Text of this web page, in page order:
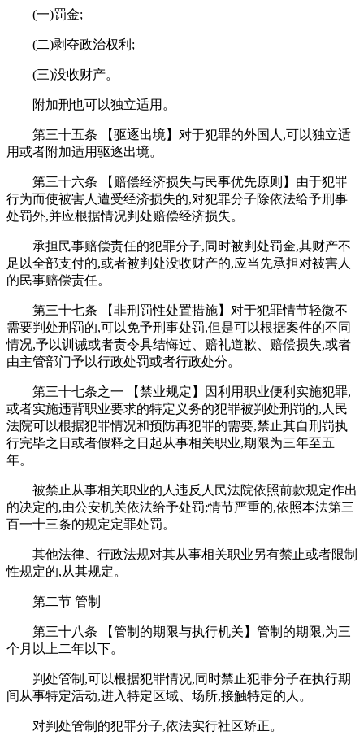
(一)罚金;
(二)剥夺政治权利;
(三)没收财产。
附加刑也可以独立适用。
第三十五条 【驱逐出境】对于犯罪的外国人,可以独立适
用或者附加适用驱逐出境。
第三十六条 【赔偿经济损失与民事优先原则】由于犯罪
行为而使被害人遭受经济损失的,对犯罪分子除依法给予刑事
处罚外,并应根据情况判处赔偿经济损失。
承担民事赔偿责任的犯罪分子,同时被判处罚金,其财产不
足以全部支付的,或者被判处没收财产的,应当先承担对被害人
的民事赔偿责任。
第三十七条 【非刑罚性处置措施】对于犯罪情节轻微不
需要判处刑罚的,可以免予刑事处罚,但是可以根据案件的不同
情况,予以训诫或者责令具结悔过、赔礼道歉、赔偿损失,或者
由主管部门予以行政处罚或者行政处分。
第三十七条之一 【禁业规定】因利用职业便利实施犯罪,
或者实施违背职业要求的特定义务的犯罪被判处刑罚的,人民
法院可以根据犯罪情况和预防再犯罪的需要,禁止其自刑罚执
行完毕之日或者假释之日起从事相关职业,期限为三年至五
年。
被禁止从事相关职业的人违反人民法院依照前款规定作出
的决定的,由公安机关依法给予处罚;情节严重的,依照本法第三
百一十三条的规定定罪处罚。
其他法律、行政法规对其从事相关职业另有禁止或者限制
性规定的,从其规定。
第二节 管制
第三十八条 【管制的期限与执行机关】管制的期限,为三
个月以上二年以下。
判处管制,可以根据犯罪情况,同时禁止犯罪分子在执行期
间从事特定活动,进入特定区域、场所,接触特定的人。
对判处管制的犯罪分子,依法实行社区矫正。